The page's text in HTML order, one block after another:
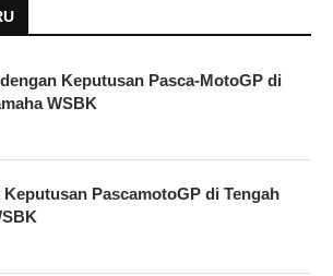
Keputusan Pasca-MotoGP di
WSBK
PascamotoGP di Tengah